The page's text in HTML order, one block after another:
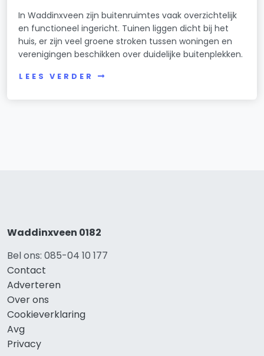
In Waddinxveen zijn buitenruimtes vaak overzichtelijk
en functioneel ingericht. Tuinen liggen dicht bij het
huis, er zijn veel groene stroken tussen woningen en
verenigingen beschikken over duidelijke buitenplekken.
LEES VERDER
Waddinxveen 0182
Bel ons: 085-04 10 177
Contact
Adverteren
Over ons
Cookieverklaring
Avg
Privacy